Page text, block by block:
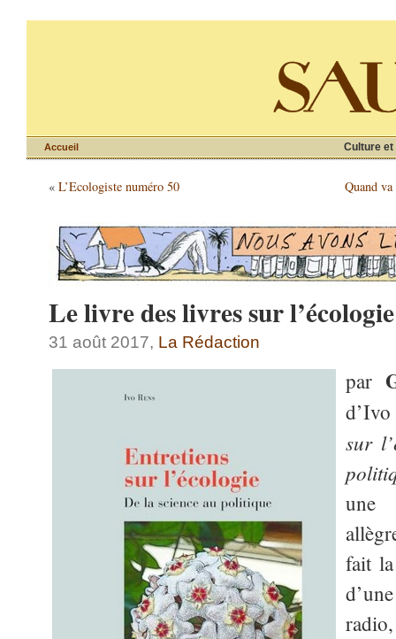
Culture et
Accueil
« L’Ecologiste numéro 50 Quand
Le livre des livres sur l’écologie
31 août 2017, La Rédaction
par
sur
une
fait